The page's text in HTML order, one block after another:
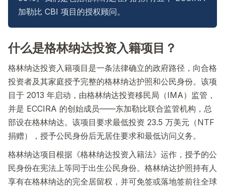
加勒比 CBI 项目的授权顾问。
什么是格林纳达投资入籍项目？
格林纳达投资入籍项目是一条法律确立的政府路径，向合格
投资者及其家庭授予完整的格林纳达护照和公民身份。该项
目于 2013 年启动，由格林纳达投资移民局（IMA）监管，
并是 ECCIRA 的创始成员——东加勒比联合监管机构，总
部设在格林纳达。该项目要求最低投资 23.5 万美元（NTF
捐赠），授予公民身份后无居住要求和最低访问义务。
格林纳达项目根据《格林纳达投资入籍法》运作，授予的公
民身份在宪法上等同于出生公民身份。格林纳达护照持有人
享有在格林纳达的完全居留权，并可免签或落地签前往全球